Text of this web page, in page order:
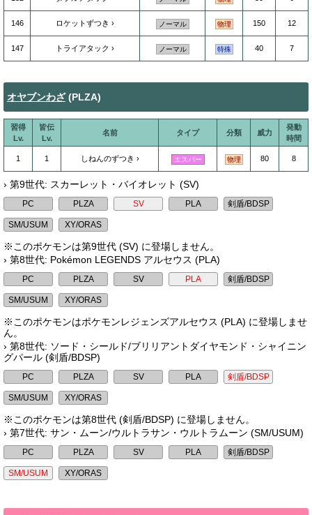
146 ロケットずつき ノーマル 物理 150 12
147 トライアタック ノーマル 特殊 40 7
オヤブンわざ(PLZA)
習得
Lv.
皆伝
Lv.
名前 タイプ 分類 威力
発動
時間
1 1 しねんのずつき エスパー 物理 80 8
› 第9世代: スカーレット・バイオレット (SV)
※このポケモンは第9世代 (SV) に登場しません。
› 第8世代: Pokémon LEGENDS アルセウス (PLA)
※このポケモンはポケモンレジェンズアルセウス (PLA) に登場しませ
ん。
› 第8世代: ソード・シールド/ブリリアントダイヤモンド・シャイニン
グパール (剣盾/BDSP)
※このポケモンは第8世代 (剣盾/BDSP) に登場しません。
› 第7世代: サン・ムーン/ウルトラサン・ウルトラムーン (SM/USUM)